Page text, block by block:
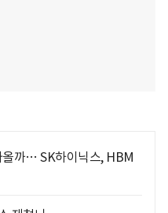
올까… SK하이닉스, HBM